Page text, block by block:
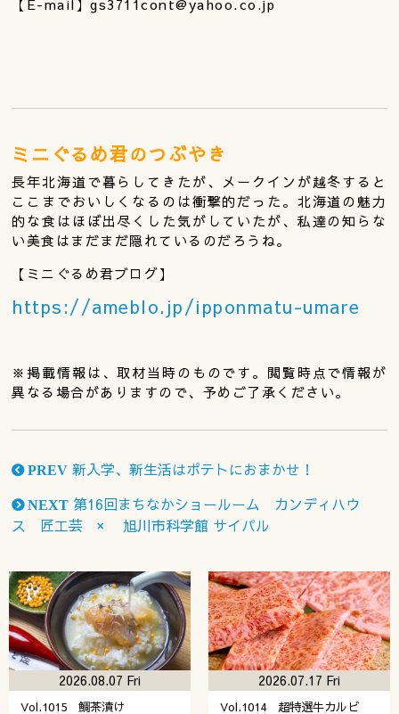
【E-mail】gs3711cont@yahoo.co.jp
ミニぐるめ君のつぶやき
長年北海道で暮らしてきたが、メークインが越冬すると
ここまでおいしくなるのは衝撃的だった。北海道の魅力
的な食はほぼ出尽くした気がしていたが、私達の知らな
い美食はまだまだ隠れているのだろうね。
【ミニぐるめ君ブログ】
https://ameblo.jp/ipponmatu-umare
※掲載情報は、取材当時のものです。閲覧時点で情報が
異なる場合がありますので、予めご了承ください。
PREV 新入学、新生活はポテトにおまかせ！
NEXT 第16回まちなかショールーム カンディハウ
ス 匠工芸 × 旭川市科学館 サイパル
Vol.1015 鯛茶漬け
2026.08.07 Fri
Vol.1014 超特選牛カルビ
2026.07.17 Fri